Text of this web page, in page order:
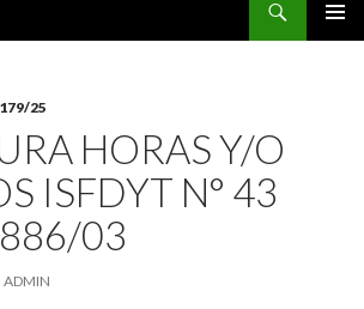
25
HORAS Y/O
ISFDYT N° 43
03
ADMIN